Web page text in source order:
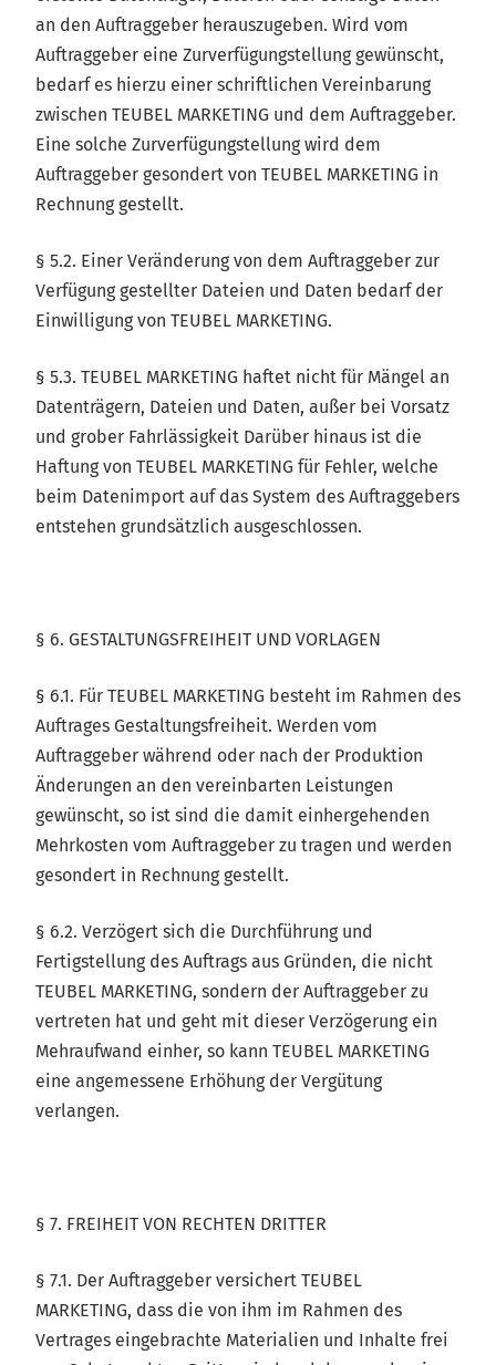
an den Auftraggeber herauszugeben. Wird vom
Auftraggeber eine Zurverfügungstellung gewünscht,
bedarf es hierzu einer schriftlichen Vereinbarung
zwischen TEUBEL MARKETING und dem Auftraggeber.
Eine solche Zurverfügungstellung wird dem
Auftraggeber gesondert von TEUBEL MARKETING in
Rechnung gestellt.
§ 5.2. Einer Veränderung von dem Auftraggeber zur
Verfügung gestellter Dateien und Daten bedarf der
Einwilligung von TEUBEL MARKETING.
§ 5.3. TEUBEL MARKETING haftet nicht für Mängel an
Datenträgern, Dateien und Daten, außer bei Vorsatz
und grober Fahrlässigkeit Darüber hinaus ist die
Haftung von TEUBEL MARKETING für Fehler, welche
beim Datenimport auf das System des Auftraggebers
entstehen grundsätzlich ausgeschlossen.
§ 6. GESTALTUNGSFREIHEIT UND VORLAGEN
§ 6.1. Für TEUBEL MARKETING besteht im Rahmen des
Auftrages Gestaltungsfreiheit. Werden vom
Auftraggeber während oder nach der Produktion
Änderungen an den vereinbarten Leistungen
gewünscht, so ist sind die damit einhergehenden
Mehrkosten vom Auftraggeber zu tragen und werden
gesondert in Rechnung gestellt.
§ 6.2. Verzögert sich die Durchführung und
Fertigstellung des Auftrags aus Gründen, die nicht
TEUBEL MARKETING, sondern der Auftraggeber zu
vertreten hat und geht mit dieser Verzögerung ein
Mehraufwand einher, so kann TEUBEL MARKETING
eine angemessene Erhöhung der Vergütung
verlangen.
§ 7. FREIHEIT VON RECHTEN DRITTER
§ 7.1. Der Auftraggeber versichert TEUBEL
MARKETING, dass die von ihm im Rahmen des
Vertrages eingebrachte Materialien und Inhalte frei